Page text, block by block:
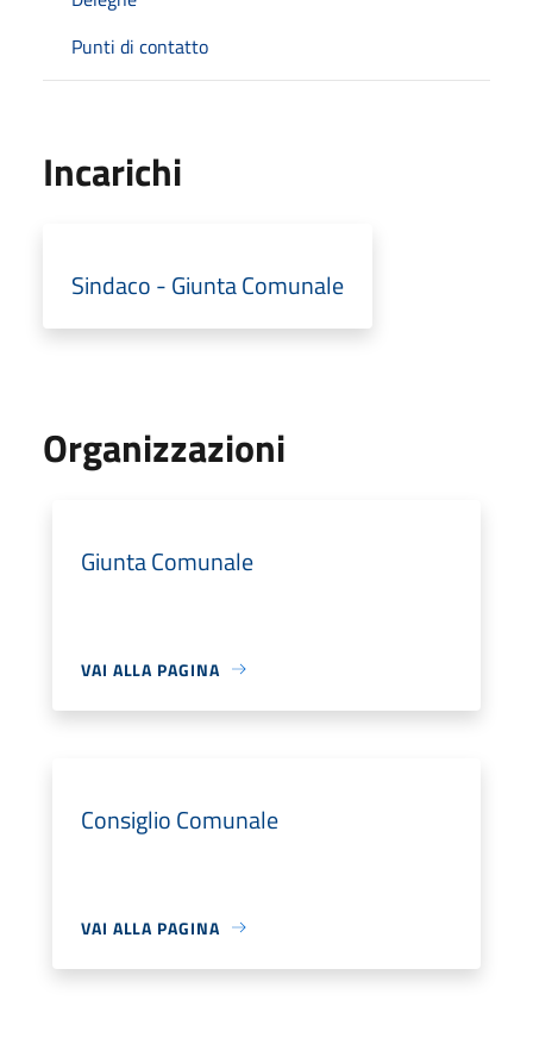
Punti di contatto
Incarichi
Sindaco - Giunta Comunale
Organizzazioni
Giunta Comunale
VAI ALLA PAGINA
Consiglio Comunale
VAI ALLA PAGINA